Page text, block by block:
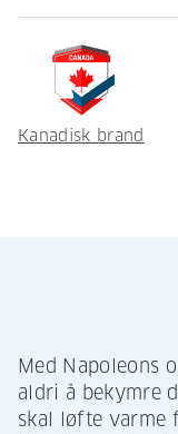
Kanadisk brand
Med Napoleons
aldri å bekymre
skal løfte varme